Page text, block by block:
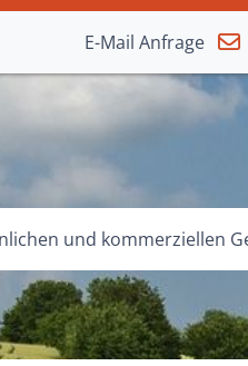
E-Mail Anfrage
und kommerziellen